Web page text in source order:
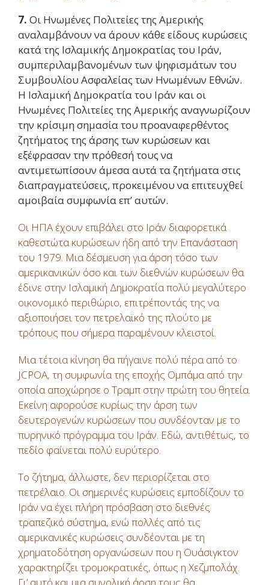
7. Οι Ηνωμένες Πολιτείες της Αμερικής
αναλαμβάνουν να άρουν κάθε είδους κυρώσεις
κατά της Ισλαμικής Δημοκρατίας του Ιράν,
συμπεριλαμβανομένων των ψηφισμάτων του
Συμβουλίου Ασφαλείας των Ηνωμένων Εθνών.
Η Ισλαμική Δημοκρατία του Ιράν και οι
Ηνωμένες Πολιτείες της Αμερικής αναγνωρίζουν
την κρίσιμη σημασία του προαναφερθέντος
ζητήματος της άρσης των κυρώσεων και
εξέφρασαν την πρόθεσή τους να
αντιμετωπίσουν άμεσα αυτά τα ζητήματα στις
διαπραγματεύσεις, προκειμένου να επιτευχθεί
αμοιβαία συμφωνία επ’ αυτών.
Οι ΗΠΑ έχουν επιβάλει στο Ιράν διαφορετικά
καθεστώτα κυρώσεων ήδη από την Επανάσταση
του 1979. Μια δέσμευση για άρση τόσο των
αμερικανικών όσο και των διεθνών κυρώσεων θα
έδινε στην Ισλαμική Δημοκρατία πολύ μεγαλύτερο
οικονομικό περιθώριο, επιτρέποντάς της να
αξιοποιήσει τον πετρελαϊκό της πλούτο με
τρόπους που σήμερα παραμένουν κλειστοί.
Μια τέτοια κίνηση θα πήγαινε πολύ πέρα από το
JCPOA, τη συμφωνία της εποχής Ομπάμα από την
οποία αποχώρησε ο Τραμπ στην πρώτη του θητεία.
Εκείνη αφορούσε κυρίως την άρση των
δευτερογενών κυρώσεων που συνδέονταν με το
πυρηνικό πρόγραμμα του Ιράν. Εδώ, αντιθέτως, το
πεδίο φαίνεται πολύ ευρύτερο.
Το ζήτημα, άλλωστε, δεν περιορίζεται στο
πετρέλαιο. Οι σημερινές κυρώσεις εμποδίζουν το
Ιράν να έχει πλήρη πρόσβαση στο διεθνές
τραπεζικό σύστημα, ενώ πολλές από τις
αμερικανικές κυρώσεις συνδέονται με τη
χρηματοδότηση οργανώσεων που η Ουάσιγκτον
χαρακτηρίζει τρομοκρατικές, όπως η Χεζμπολάχ.
Γι’ αυτό και μια συνολική άρση τους θα